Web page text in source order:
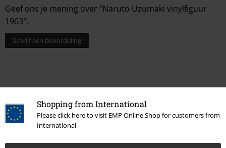
Shopping from International
Please click here to visit EMP Online Shop for customers from
International
Geef ons je mening over "Naruto Uzumaki vinylfiguur
1963".
Schrijf een beoordeling